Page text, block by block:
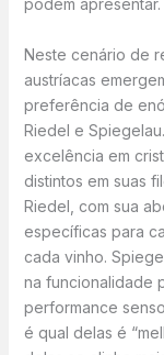
podem apresentar.
Neste cenário de
austríacas
preferência de
Riedel e
excelência em
distintos em suas
Riedel, com sua
específicas para
cada vinho.
na funcionalidade
performance
é qual delas é